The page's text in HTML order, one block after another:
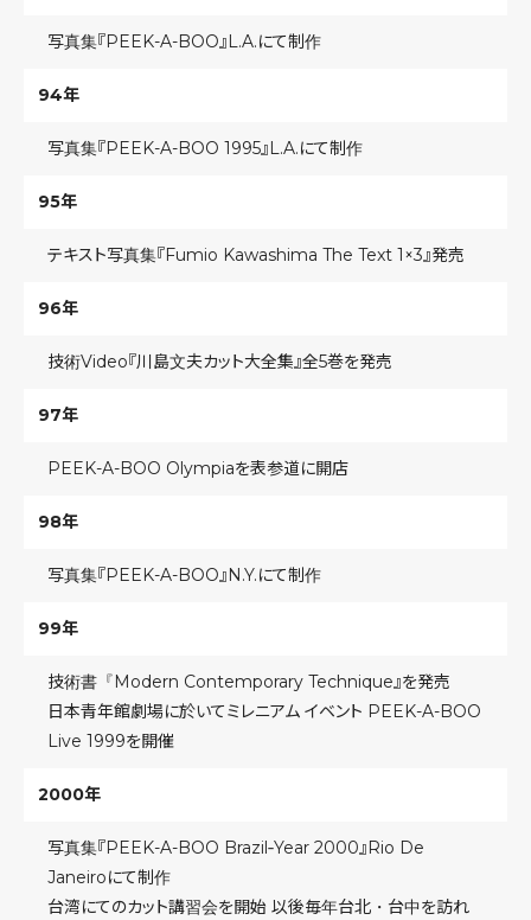
写真集『PEEK-A-BOO』L.A.にて制作
94年
写真集『PEEK-A-BOO 1995』L.A.にて制作
95年
テキスト写真集『Fumio Kawashima The Text 1×3』発売
96年
技術Video『川島文夫カット大全集』全5巻を発売
97年
PEEK-A-BOO Olympiaを表参道に開店
98年
写真集『PEEK-A-BOO』N.Y.にて制作
99年
技術書『Modern Contemporary Technique』を発売
日本青年館劇場に於いてミレニアム イベント PEEK-A-BOO
Live 1999を開催
2000年
写真集『PEEK-A-BOO Brazil‐Year 2000』Rio De
Janeiroにて制作
台湾にてのカット講習会を開始 以後毎年台北・台中を訪れ